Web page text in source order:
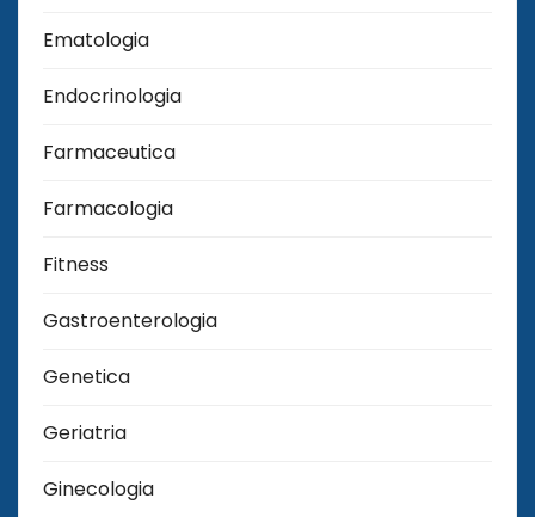
Ematologia
Endocrinologia
Farmaceutica
Farmacologia
Fitness
Gastroenterologia
Genetica
Geriatria
Ginecologia